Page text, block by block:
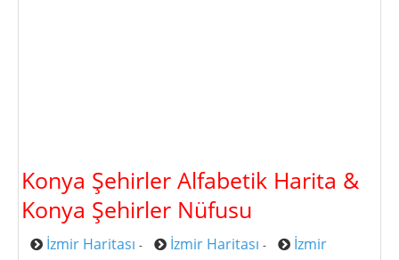
Konya Şehirler Alfabetik Harita &
Konya Şehirler Nüfusu
İzmir Haritası - İzmir Haritası -
İzmir